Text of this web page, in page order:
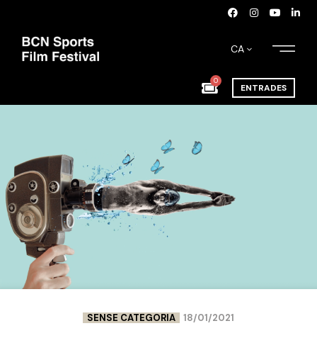
CA
0
ENTRADES
SENSE CATEGORIA 18/01/2021